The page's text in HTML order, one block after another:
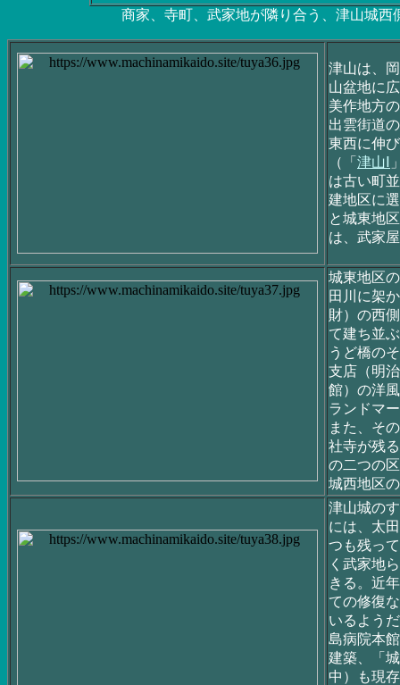
商家、寺町、武家地が隣り合う、津山城西
津山は、
山盆地に
美作地方
出雲街道
東西に伸
（「 津山Ⅰ
は古い町
建地区に
と城東地
は、武家
城東地区
田川に架
財）の西
て建ち並
うど橋の
支店（明
館）の洋
ランドマ
また、そ
社寺が残
の二つの
城西地区
津山城の
には、太
つも残っ
く武家地
きる。近
ての修復
いるよう
島病院本
建築、「
中）も現